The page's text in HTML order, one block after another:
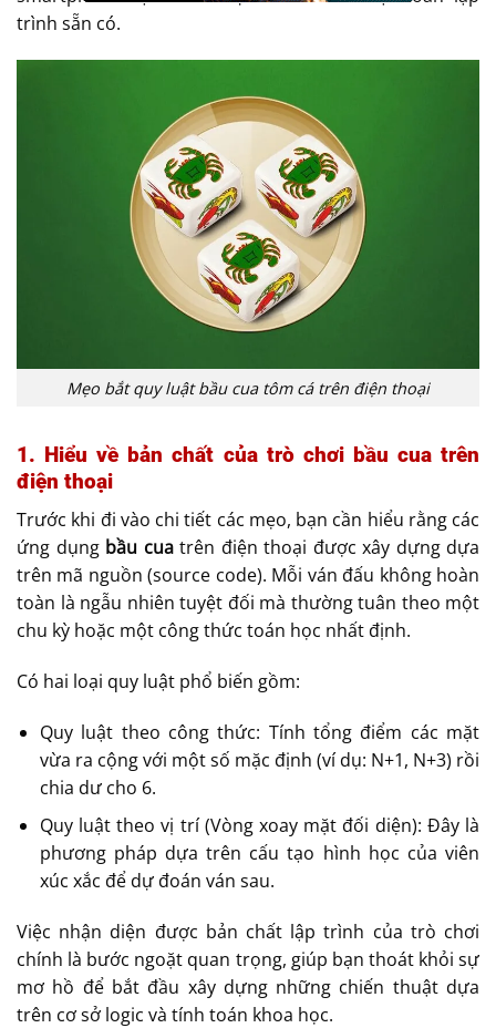
trình sẵn có.
Mẹo bắt quy luật bầu cua tôm cá trên điện thoại
1. Hiểu về bản chất của trò chơi bầu cua trên
điện thoại
Trước khi đi vào chi tiết các mẹo, bạn cần hiểu rằng các
ứng dụng bầu cuatrên điện thoại được xây dựng dựa
trên mã nguồn (source code). Mỗi ván đấu không hoàn
toàn là ngẫu nhiên tuyệt đối mà thường tuân theo một
chu kỳ hoặc một công thức toán học nhất định.
Có hai loại quy luật phổ biến gồm:
Quy luật theo công thức: Tính tổng điểm các mặt
vừa ra cộng với một số mặc định (ví dụ: N+1, N+3) rồi
chia dư cho 6.
Quy luật theo vị trí (Vòng xoay mặt đối diện): Đây là
phương pháp dựa trên cấu tạo hình học của viên
xúc xắc để dự đoán ván sau.
Việc nhận diện được bản chất lập trình của trò chơi
chính là bước ngoặt quan trọng, giúp bạn thoát khỏi sự
mơ hồ để bắt đầu xây dựng những chiến thuật dựa
trên cơ sở logic và tính toán khoa học.